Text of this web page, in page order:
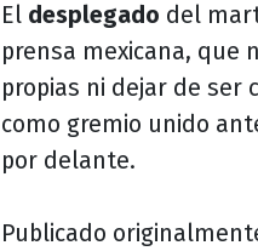
El desplegado del
prensa mexicana, que
propias ni dejar de ser
como gremio unido
por delante.
Publicado